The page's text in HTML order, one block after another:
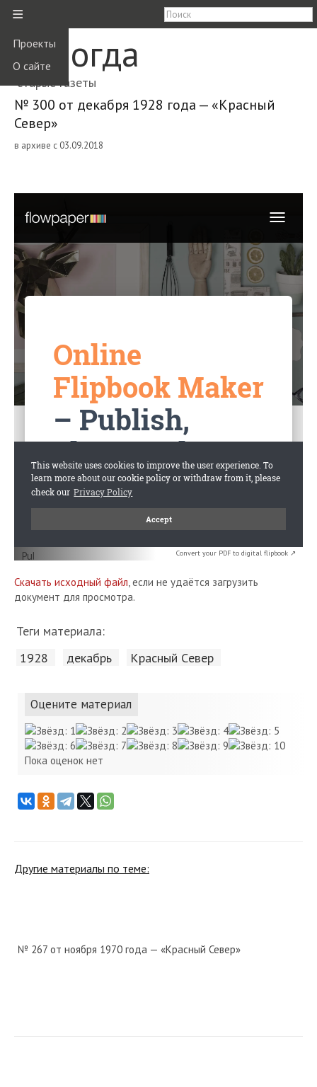
≡
Проекты
О сайте
Вологда
старые газеты
№ 300 от декабря 1928 года — «Красный
Север»
в архиве с 03.09.2018
Convert your PDF to digital flipbook ↗
Скачать исходный файл, если не удаётся загрузить
документ для просмотра.
Теги материала:
1928 декабрь Красный Cевер
Оцените материал
Пока оценок нет
Другие материалы по теме:
№ 267 от ноября 1970 года — «Красный Север»